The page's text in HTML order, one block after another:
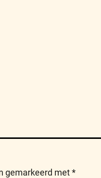
gemarkeerd met*